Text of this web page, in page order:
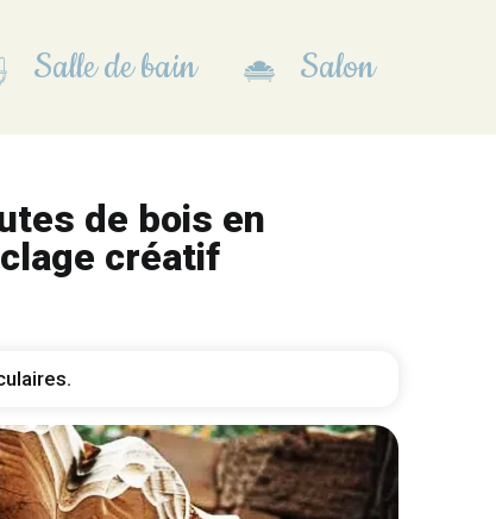
Salle de bain Salon
de bois en
créatif